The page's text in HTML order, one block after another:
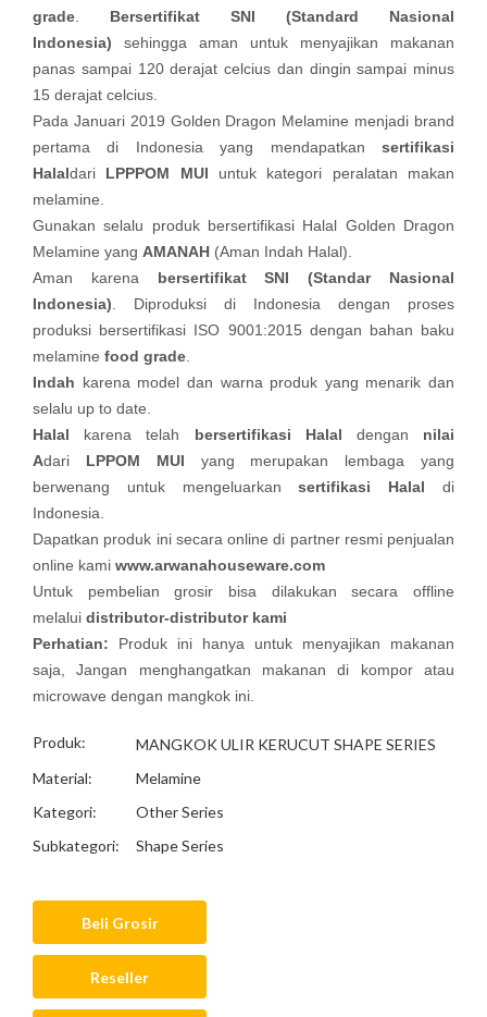
grade
Bersertifikat SNI (Standard Nasional
Indonesia) sehingga aman untuk menyajikan makanan
panas sampai 120 derajat celcius dan dingin sampai minus
15 derajat celcius.
Pada Januari 2019 Golden Dragon Melamine menjadi brand
pertama di Indonesia yang mendapatkan sertifikasi
Halaldari LPPPOM MUI untuk kategori peralatan makan
melamine.
Gunakan selalu produk bersertifikasi Halal Golden Dragon
Melamine yang AMANAH (Aman Indah Halal).
Aman karena bersertifikat SNI (Standar Nasional
Indonesia) . Diproduksi di Indonesia dengan proses
produksi bersertifikasi ISO 9001:2015 dengan bahan baku
melamine food grade
Indah karena model dan warna produk yang menarik dan
selalu up to date.
Halal karena telah bersertifikasi Halal dengan nilai
Adari LPPOM MUI yang merupakan lembaga yang
berwenang untuk mengeluarkansertifikasi Halal di
Indonesia.
Dapatkan produk ini secara online di partner resmi penjualan
online kami www.arwanahouseware.com
Untuk pembelian grosir bisa dilakukan secara offline
melalui distributor-distributor kami
Perhatian: Produk ini hanya untuk menyajikan makanan
saja, Jangan menghangatkan makanan di kompor atau
microwave dengan mangkok ini.
Produk:
MANGKOK ULIR KERUCUT SHAPE SERIES
Material:
Melamine
Kategori:
Other Series
Subkategori:
Shape Series
Beli Grosir
Reseller